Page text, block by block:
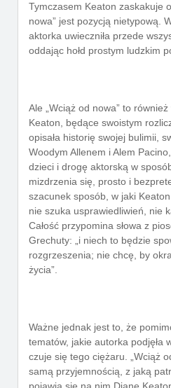
Tymczasem Keaton zaskakuje
nowa” jest pozycją nietypową.
aktorka uwieczniła przede
oddając hołd prostym ludzkim
Ale „Wciąż od nowa” to
Keaton, będące swoistym
opisała historię swojej bulimii,
Woodym Allenem i Alem
dzieci i drogę aktorską w
mizdrzenia się, prosto i
szacunek sposób, w jaki
nie szuka usprawiedliwień, nie
Całość przypomina słowa z
Grechuty: „i niech to będzie
rozgrzeszenia; nie chcę, by
życia”.
Ważne jednak jest to, że
tematów, jakie autorka podjęła
czuje się tego ciężaru. „Wciąż
samą przyjemnością, z jaką